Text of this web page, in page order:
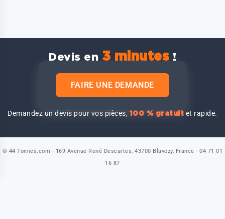
Devis en 3 minutes !
FAIRE UNE DEMANDE
Demandez un devis pour vos pièces,100 % gratuit et rapide.
© 44 Tonnes.com - 169 Avenue René Descartes, 43700 Blavozy, France - 04 71 01
16 87